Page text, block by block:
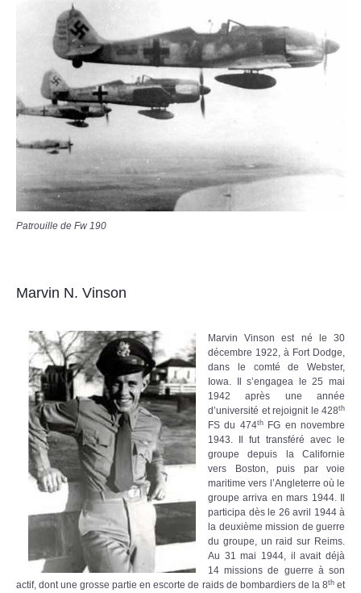
Patrouille de Fw 190
Marvin N. Vinson
Marvin Vinson est né le 30
décembre 1922, à Fort Dodge,
dans le comté de Webster,
Iowa. Il s’engagea le 25 mai
1942 après une année
d’université et rejoignit le 428th
FS du 474thFG en novembre
1943. Il fut transféré avec le
groupe depuis la Californie
vers Boston, puis par voie
maritime vers l’Angleterre où le
groupe arriva en mars 1944. Il
participa dès le 26 avril 1944 à
la deuxième mission de guerre
du groupe, un raid sur Reims.
Au 31 mai 1944, il avait déjà
14 missions de guerre à son
actif, dont une grosse partie en escorte de raids de bombardiers de la 8thet